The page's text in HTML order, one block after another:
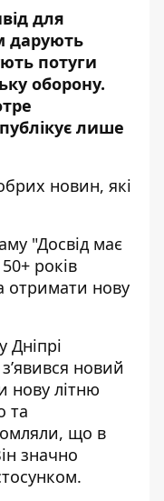
для
дарують
потуги
оборону.
лише
новин, які
"Досвід має
років
отримати нову
у Дніпрі
новий
нову літню
та
що в
значно